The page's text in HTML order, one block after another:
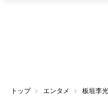
トップ エンタメ